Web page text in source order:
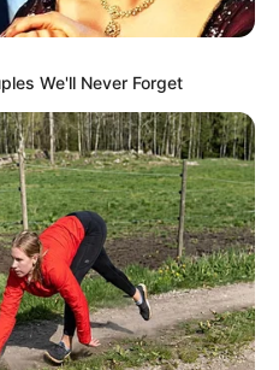
és a
We'll Never Forget